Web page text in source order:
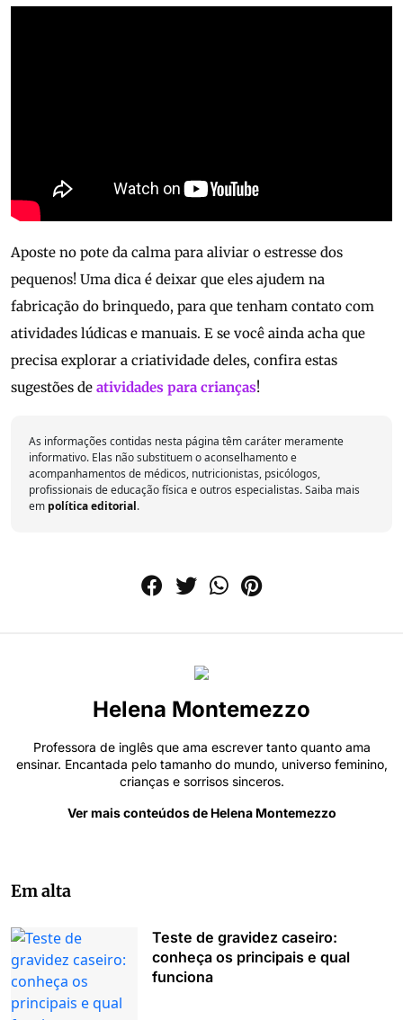
Aposte no pote da calma para aliviar o estresse dos
pequenos! Uma dica é deixar que eles ajudem na
fabricação do brinquedo, para que tenham contato com
atividades lúdicas e manuais. E se você ainda acha que
precisa explorar a criatividade deles, confira estas
sugestões de atividades para crianças!
As informações contidas nesta página têm caráter meramente
informativo. Elas não substituem o aconselhamento e
acompanhamentos de médicos, nutricionistas, psicólogos,
profissionais de educação física e outros especialistas. Saiba mais
em política editorial.
Helena Montemezzo
Professora de inglês que ama escrever tanto quanto ama
ensinar. Encantada pelo tamanho do mundo, universo feminino,
crianças e sorrisos sinceros.
Ver mais conteúdos de Helena Montemezzo
Em alta
Teste de gravidez caseiro:
conheça os principais e qual
funciona